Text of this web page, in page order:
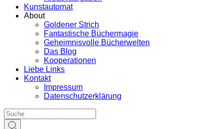
Kunstautomat
About
Goldener Strich
Fantastische Büchermagie
Geheimnisvolle Bücherwelten
Das Blog
Kooperationen
Liebe Links
Kontakt
Impressum
Datenschutzerklärung